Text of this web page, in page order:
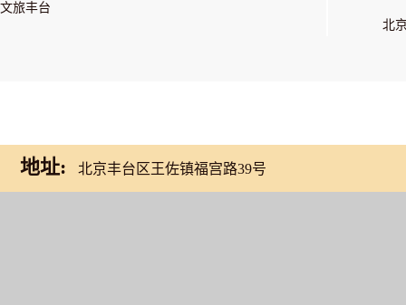
文旅丰台
北
地址: 北京丰台区王佐镇福宫路39号